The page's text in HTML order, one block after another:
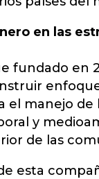
en las
fundado en
el manejo de
y
de las
esta